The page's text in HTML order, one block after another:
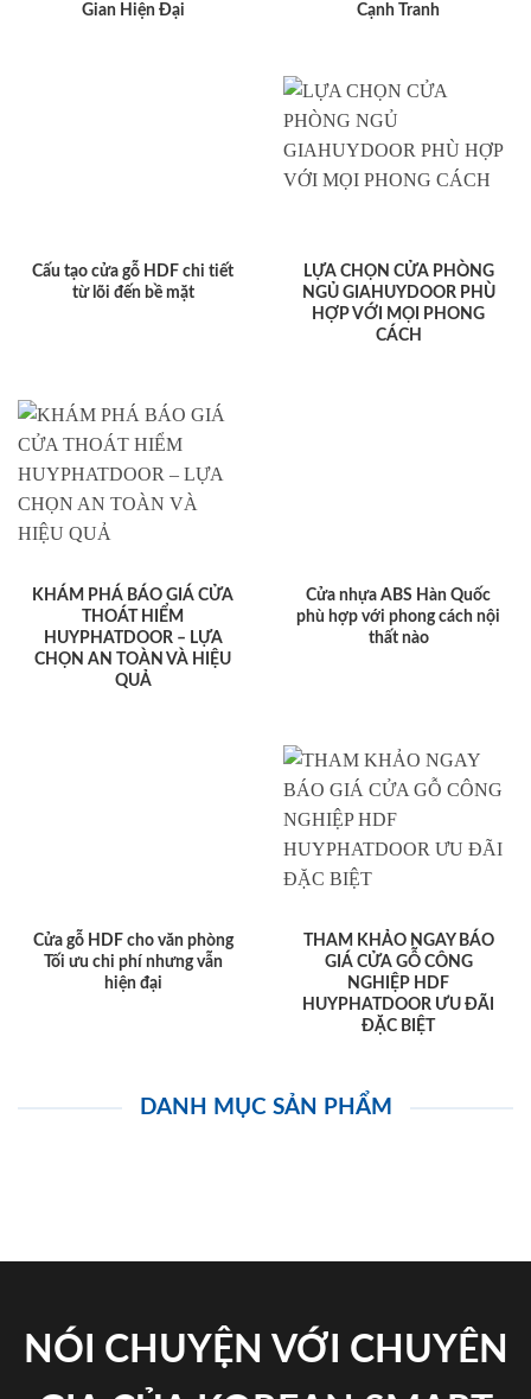
Gian Hiện Đại
Cạnh Tranh
Cấu tạo cửa gỗ HDF chi tiết
từ lõi đến bề mặt
LỰA CHỌN CỬA PHÒNG
NGỦ GIAHUYDOOR PHÙ
HỢP VỚI MỌI PHONG
CÁCH
KHÁM PHÁ BÁO GIÁ CỬA
THOÁT HIỂM
HUYPHATDOOR – LỰA
CHỌN AN TOÀN VÀ HIỆU
QUẢ
Cửa nhựa ABS Hàn Quốc
phù hợp với phong cách nội
thất nào
Cửa gỗ HDF cho văn phòng
Tối ưu chi phí nhưng vẫn
hiện đại
THAM KHẢO NGAY BÁO
GIÁ CỬA GỖ CÔNG
NGHIỆP HDF
HUYPHATDOOR ƯU ĐÃI
ĐẶC BIỆT
DANH MỤC SẢN PHẨM
NÓI CHUYỆN VỚI CHUYÊN